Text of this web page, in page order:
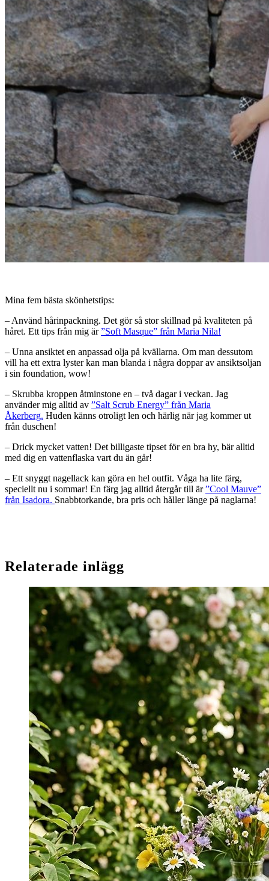
Mina fem bästa skönhetstips:
– Använd hårinpackning. Det gör så stor skillnad på kvaliteten på
håret. Ett tips från mig är”Soft Masque” från Maria Nila!
– Unna ansiktet en anpassad olja på kvällarna. Om man dessutom
vill ha ett extra lyster kan man blanda i några doppar av ansiktsoljan
i sin foundation, wow!
– Skrubba kroppen åtminstone en – två dagar i veckan. Jag
använder mig alltid av ”Salt Scrub Energy” från Maria
Åkerberg. Huden känns otroligt len och härlig när jag kommer ut
från duschen!
– Drick mycket vatten! Det billigaste tipset för en bra hy, bär alltid
med dig en vattenflaska vart du än går!
– Ett snyggt nagellack kan göra en hel outfit. Våga ha lite färg,
speciellt nu i sommar! En färg jag alltid återgår till är”Cool Mauve”
från Isadora. Snabbtorkande, bra pris och håller länge på naglarna!
Relaterade inlägg